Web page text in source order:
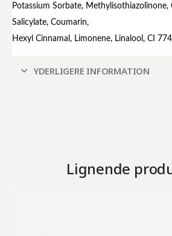
Potassium Sorbate, Methylisothiazolinone,
Salicylate, Coumarin,
Hexyl Cinnamal, Limonene, Linalool, CI
YDERLIGERE INFORMATION
Lignende